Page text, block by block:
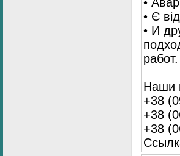
•
• Є
• И
работ.
Наши
+38
+38
+38